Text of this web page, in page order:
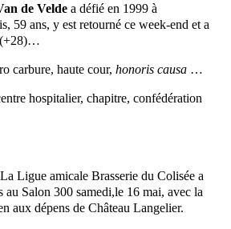
de Velde a défié en 1999 à
59 ans, y est retourné ce week-end et a
(+28)…
carbure, haute cour, honoris causa …
hospitalier, chapitre, confédération
La Ligue amicale Brasserie du Colisée a
au Salon 300 samedi,le 16 mai, avec la
aux dépens de Château Langelier.